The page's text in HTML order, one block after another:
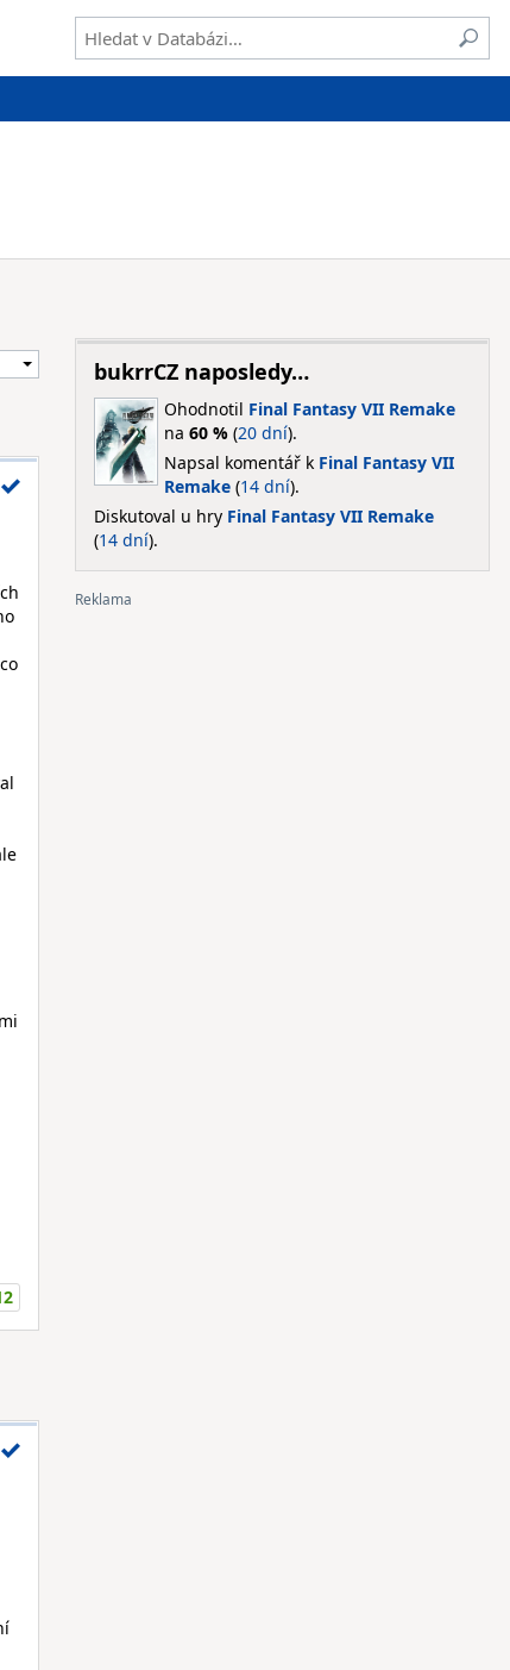
bukrrCZ naposledy…
Ohodnotil Final Fantasy VII Remake
na 60 %(20 dní).
Napsal komentář k Final Fantasy VII
Remake(14 dní).
Diskutoval u hry Final Fantasy VII Remake
(14 dní).